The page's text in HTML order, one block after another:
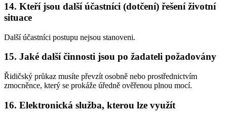
14. Kteří jsou další účastníci (dotčení) řešení životní
situace
Další účastníci postupu nejsou stanoveni.
15. Jaké další činnosti jsou po žadateli požadovány
Řidičský průkaz musíte převzít osobně nebo prostřednictvím
zmocněnce, který se prokáže úředně ověřenou plnou mocí.
16. Elektronická služba, kterou lze využít